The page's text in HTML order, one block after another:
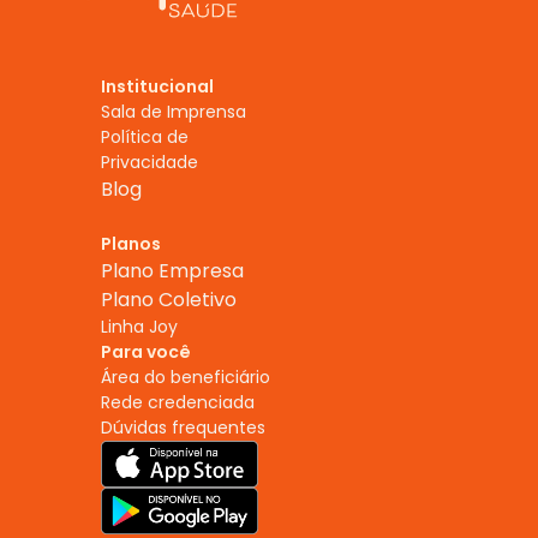
Institucional
Sala de Imprensa
Política de
Privacidade
Blog
Planos
Plano Empresa
Plano Coletivo
Linha Joy
Para você
Área do beneficiário
Rede credenciada
Dúvidas frequentes